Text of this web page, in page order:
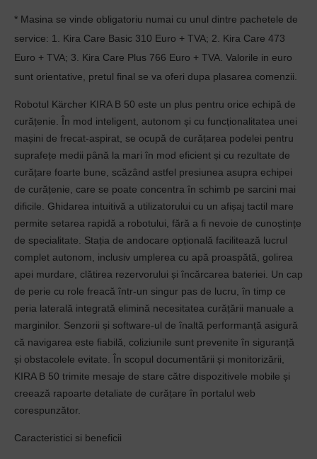
* Masina se vinde obligatoriu numai cu unul dintre pachetele de
service: 1. Kira Care Basic 310 Euro + TVA; 2. Kira Care 473
Euro + TVA; 3. Kira Care Plus 766 Euro + TVA. Valorile in euro
sunt orientative, pretul final se va oferi dupa plasarea comenzii.
Robotul Kärcher KIRA B 50 este un plus pentru orice echipă de
curățenie. În mod inteligent, autonom și cu funcționalitatea unei
mașini de frecat-aspirat, se ocupă de curățarea podelei pentru
suprafețe medii până la mari în mod eficient și cu rezultate de
curățare foarte bune, scăzând astfel presiunea asupra echipei
de curățenie, care se poate concentra în schimb pe sarcini mai
dificile. Ghidarea intuitivă a utilizatorului cu un afișaj tactil mare
permite setarea rapidă a robotului, fără a fi nevoie de cunoștințe
de specialitate. Stația de andocare opțională facilitează lucrul
complet autonom, inclusiv umplerea cu apă proaspătă, golirea
apei murdare, clătirea rezervorului și încărcarea bateriei. Un cap
de perie cu role freacă într-un singur pas de lucru, în timp ce
peria laterală integrată elimină necesitatea curățării manuale a
marginilor. Senzorii și software-ul de înaltă performanță asigură
că navigarea este fiabilă, coliziunile sunt prevenite în siguranță
și obstacolele evitate. În scopul documentării și monitorizării,
KIRA B 50 trimite mesaje de stare către dispozitivele mobile și
creează rapoarte detaliate de curățare în portalul web
corespunzător.
Caracteristici si beneficii